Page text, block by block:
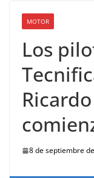
MOTOR
Los
8 de septiembre